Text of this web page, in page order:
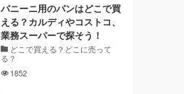
パニーニ用のパンはどこで買
える？カルディやコストコ、
業務スーパーで探そう！
どこで買える？どこに売って
る？
1852